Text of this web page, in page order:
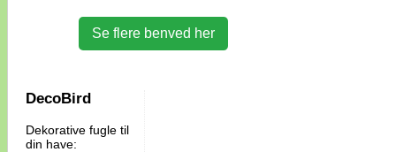
Se flere benved her
DecoBird
Dekorative fugle til
din have: